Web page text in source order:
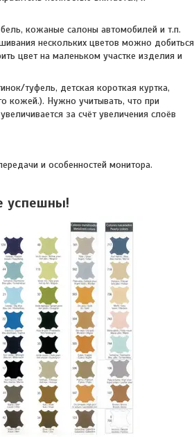
кожаные салоны автомобилей и т.п.
нескольких цветов можно добиться
цвет на маленьком участке изделия и
туфель, детская короткая куртка,
кожей.). Нужно учитывать, что при
за счёт увеличения слоёв
и особенностей монитора.
успешны!